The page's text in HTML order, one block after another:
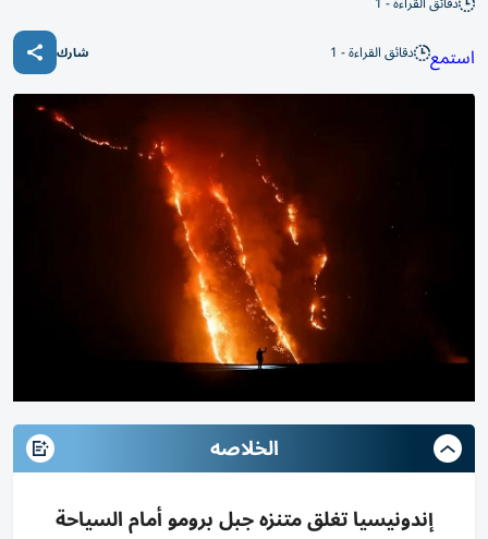
استمع دقائق القراءة - 1 شارك
الخلاصه
إندونيسيا تغلق متنزه جبل برومو أمام السياحة